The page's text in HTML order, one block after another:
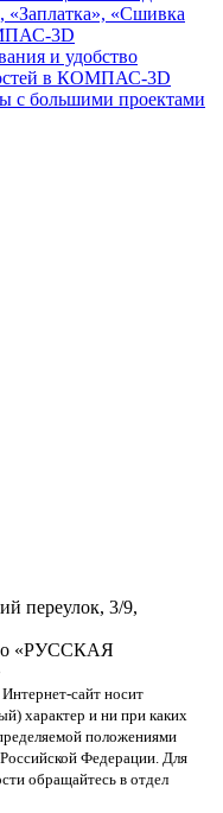
«Заплатка», «Сшивка
3D
и удобство
в КОМПАС-3D
с большими проектами
переулок, 3/9,
«РУССКАЯ
сайт носит
характер и ни при каких
положениями
Федерации. Для
обращайтесь в отдел